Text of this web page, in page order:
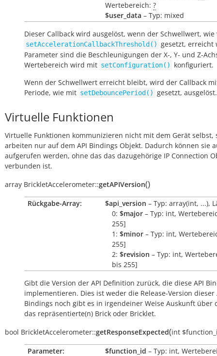
Wertebereich: ?
$user_data – Typ: mixed
Dieser Callback wird ausgelöst, wenn der Schwellwert, wie
setAccelerationCallbackThreshold() gesetzt, erreicht
Parameter sind die Beschleunigungen der X-, Y- und Z-
Wertebereich wird mit setConfiguration()
konfiguriert.
Wenn der Schwellwert erreicht bleibt, wird der Callback
Periode, wie mit setDebouncePeriod() gesetzt, ausgelöst.
Virtuelle Funktionen
Virtuelle Funktionen kommunizieren nicht mit dem Gerät selbst,
arbeiten nur auf dem API Bindings Objekt. Dadurch können sie
aufgerufen werden, ohne das das dazugehörige IP Connection
verbunden ist.
array BrickletAccelerometer::getAPIVersion()
Rückgabe-Array: $api_version – Typ: array(int, ...),
0: $major – Typ: int,
255]
1: $minor – Typ: int,
255]
2: $revision – Typ: int,
bis 255]
Gibt die Version der API Definition zurück, die diese API
implementieren. Dies ist weder die Release-Version dieser
Bindings noch gibt es in irgendeiner Weise Auskunft über
das repräsentierte(n) Brick oder Bricklet.
bool BrickletAccelerometer::getResponseExpected(int
Parameter: $function_id – Typ: int,